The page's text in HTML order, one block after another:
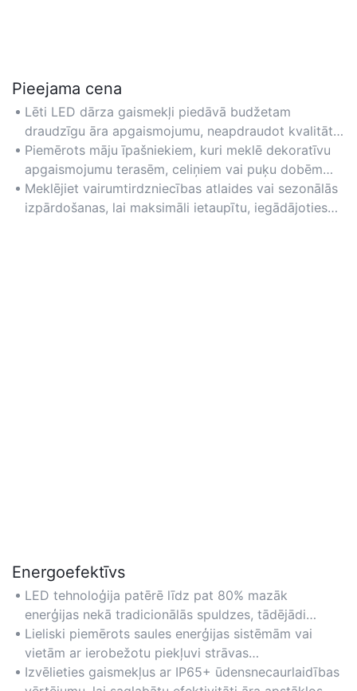
Pieejama cena
Lēti LED dārza gaismekļi piedāvā budžetam
draudzīgu āra apgaismojumu, neapdraudot kvalitāti.
Ideāli piemēroti lieliem dārza veidojumiem, kur
galvenais ir izmaksu efektivitāte.
Piemērots māju īpašniekiem, kuri meklē dekoratīvu
apgaismojumu terasēm, celiņiem vai puķu dobēm
bez augstām sākotnējām izmaksām.
Meklējiet vairumtirdzniecības atlaides vai sezonālās
izpārdošanas, lai maksimāli ietaupītu, iegādājoties
Energoefektīvs
LED tehnoloģija patērē līdz pat 80% mazāk
enerģijas nekā tradicionālās spuldzes, tādējādi
samazinot dārza apgaismojuma elektrības rēķinus.
Lieliski piemērots saules enerģijas sistēmām vai
vietām ar ierobežotu piekļuvi strāvas
kontaktligzdām, nodrošinot videi draudzīgu un lētu
Izvēlieties gaismekļus ar IP65+ ūdensnecaurlaidības